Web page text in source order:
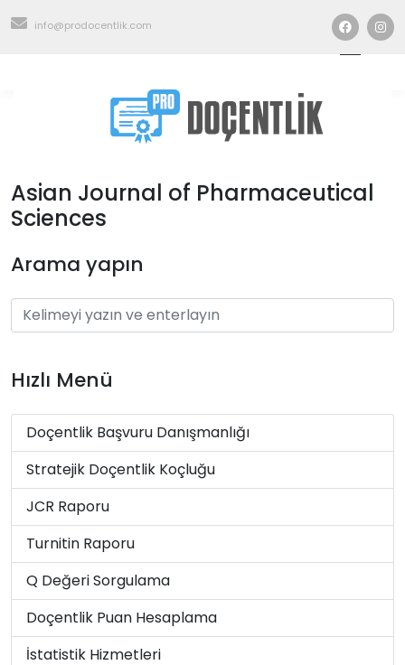
info@prodocentlik.com
Asian Journal of Pharmaceutical
Sciences
Arama yapın
Hızlı Menü
Doçentlik Başvuru Danışmanlığı
Stratejik Doçentlik Koçluğu
JCR Raporu
Turnitin Raporu
Q Değeri Sorgulama
Doçentlik Puan Hesaplama
İstatistik Hizmetleri